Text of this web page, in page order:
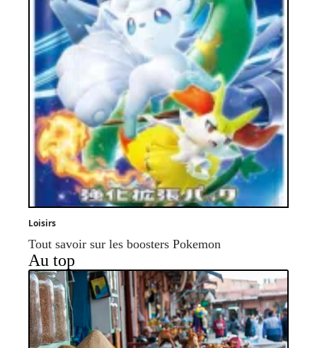
Loisirs
Tout savoir sur les boosters Pokemon
Au top